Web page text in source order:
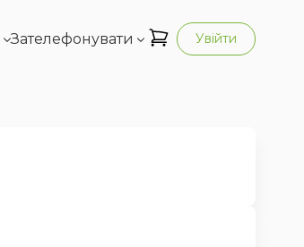
Зателефонувати Увійти